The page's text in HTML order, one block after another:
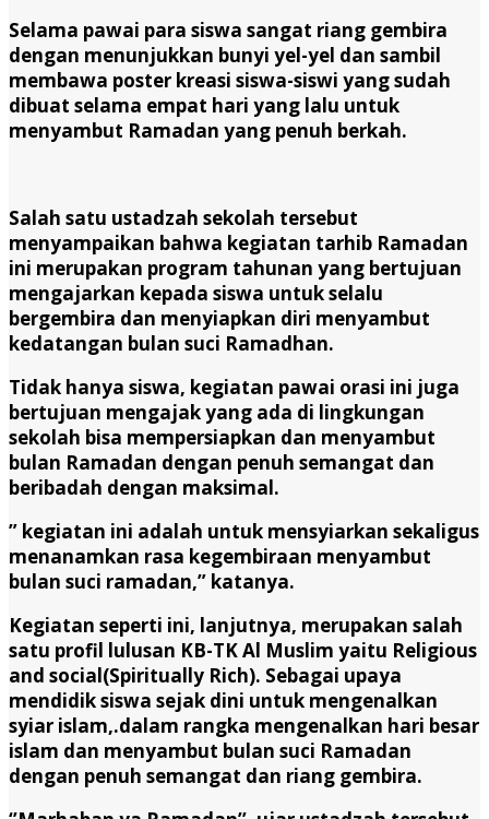
Selama pawai para siswa sangat riang gembira
dengan menunjukkan bunyi yel-yel dan sambil
membawa poster kreasi siswa-siswi yang sudah
dibuat selama empat hari yang lalu untuk
menyambut Ramadan yang penuh berkah.
Salah satu ustadzah sekolah tersebut
menyampaikan bahwa kegiatan tarhib Ramadan
ini merupakan program tahunan yang bertujuan
mengajarkan kepada siswa untuk selalu
bergembira dan menyiapkan diri menyambut
kedatangan bulan suci Ramadhan.
Tidak hanya siswa, kegiatan pawai orasi ini juga
bertujuan mengajak yang ada di lingkungan
sekolah bisa mempersiapkan dan menyambut
bulan Ramadan dengan penuh semangat dan
beribadah dengan maksimal.
” kegiatan ini adalah untuk mensyiarkan sekaligus
menanamkan rasa kegembiraan menyambut
bulan suci ramadan,” katanya.
Kegiatan seperti ini, lanjutnya, merupakan salah
satu profil lulusan KB-TK Al Muslim yaitu Religious
and social(Spiritually Rich). Sebagai upaya
mendidik siswa sejak dini untuk mengenalkan
syiar islam,.dalam rangka mengenalkan hari besar
islam dan menyambut bulan suci Ramadan
dengan penuh semangat dan riang gembira.